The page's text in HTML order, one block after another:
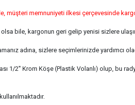
müşteri memnuniyeti ilkesi çerçevesinde
bile, kargonun geri gelip yenisi sizlere
adına, sizlere seçimlerinizde yardımcı
1/2'' Krom Köşe (Plastik Volanlı) olup, bu